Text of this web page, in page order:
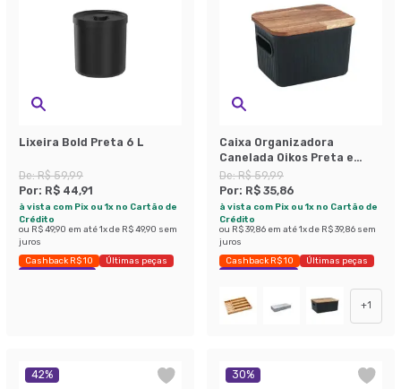
Lixeira Bold Preta 6 L
De:R$ 59,99
Por: R$ 44,91
à vista com Pix ou 1x no Cartão de
Crédito
ou R$ 49,90 em até1x de R$ 49,90 sem
juros
Cashback R$ 10
Últimas peças
Economize 25%
Caixa Organizadora
Canelada Oikos Preta e
Acácia 1,5 L
De:R$ 59,99
Por: R$ 35,86
à vista com Pix ou 1x no Cartão de
Crédito
ou R$ 39,86 em até1x de R$ 39,86 sem
juros
Cashback R$ 10
Últimas peças
Economize 40%
+1
42% 30%